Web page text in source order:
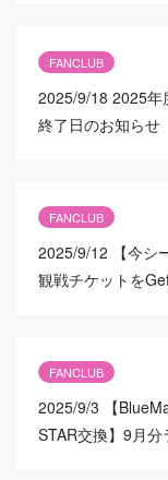
FANCLUB
2025/9/18 2025年
終了日のお知らせ
FANCLUB
2025/9/12
【今
観戦チケットを
FANCLUB
2025/9/3
【
STAR交換】9月分